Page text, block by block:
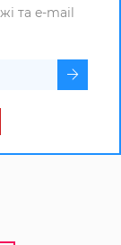
та e-mail